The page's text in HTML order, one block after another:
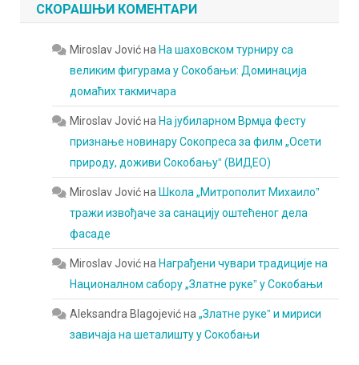
СКОРАШЊИ КОМЕНТАРИ
Miroslav Jovićна На шаховском турниру са
великим фигурама у Сокобањи: Доминација
домаћих такмичара
Miroslav Jovićна На јубиларном Врмџа фесту
признање новинару Сокопреса за филм „Осети
природу, доживи Сокобањуˮ (ВИДЕО)
Miroslav Jovićна Школа „Митрополит Михаилоˮ
тражи извођаче за санацију оштећеног дела
фасаде
Miroslav Jovićна Награђени чувари традиције на
Националном сабору „Златне рукеˮ у Сокобањи
Aleksandra Blagojevićна„Златне рукеˮ и мириси
завичаја на шеталишту у Сокобањи